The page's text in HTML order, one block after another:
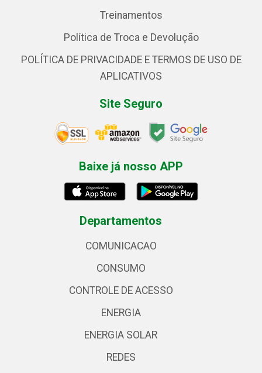
Treinamentos
Política de Troca e Devolução
POLÍTICA DE PRIVACIDADE E TERMOS DE USO DE
APLICATIVOS
Site Seguro
Baixe já nosso APP
Departamentos
COMUNICACAO
CONSUMO
CONTROLE DE ACESSO
ENERGIA
ENERGIA SOLAR
REDES